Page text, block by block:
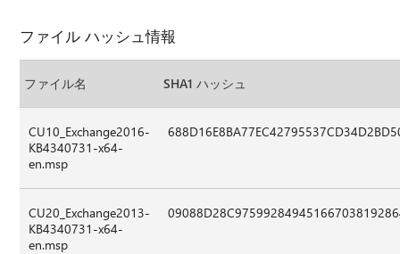
ファイル ハッシュ情報
ファイル名 SHA1 ハッシュ
CU10_Exchange2016-
KB4340731-x64-
en.msp
CU20_Exchange2013-
KB4340731-x64-
en.msp